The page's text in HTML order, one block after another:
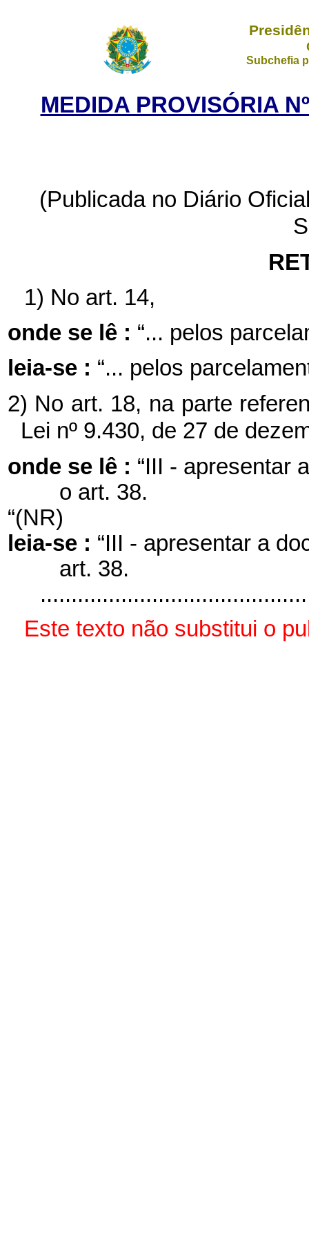
Subchefia
MEDIDA PROVISÓRIA
(Publicada no Diário
1) No art. 14,
onde se lê : “... pelos
leia-se : “... pelos
2) No art. 18, na parte
Lei nº 9.430, de 27 de
onde se lê : “III - apresentar
o art. 38.
“(NR)
leia-se : “III - apresentar a
art. 38.
Este texto não substitui o